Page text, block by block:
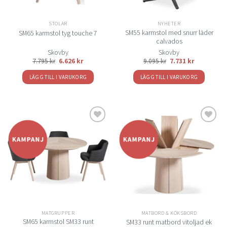
STOLAR
SM65 karmstol tyg touche 7
Skovby
7.795kr 6.626 kr
LÄGG TILL I VARUKORG
NYHETER
SM55 karmstol med snurr läder
calvados
Skovby
9.095kr 7.731 kr
LÄGG TILL I VARUKORG
Lägg
till i
önskelistan
MATGRUPPER
SM65 karmstol SM33 runt
Lägg
till i
önskelistan
MATBORD & KÖKSBORD
SM33 runt matbord vitoljad ek